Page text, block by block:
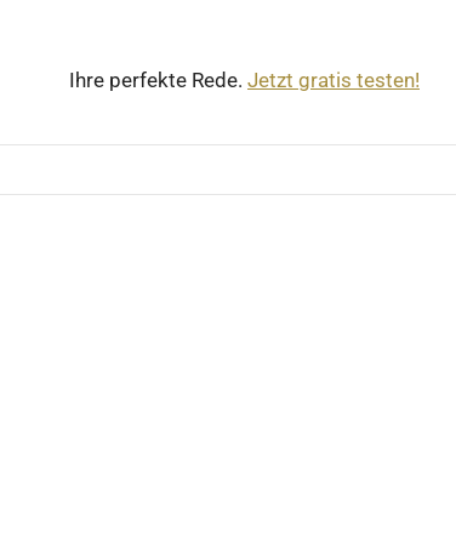
Ihre perfekte Rede. Jetzt gratis testen!